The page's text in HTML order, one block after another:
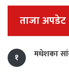
ताजा अपडेट
१ मधेशका